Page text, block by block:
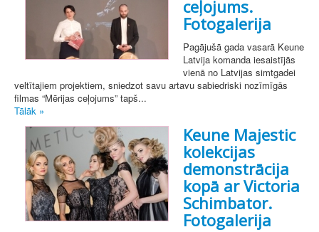
ceļojums.
Fotogalerija
Pagājušā gada vasarā Keune
Latvija komanda iesaistījās
vienā no Latvijas simtgadei
veltītajiem projektiem, sniedzot savu artavu sabiedriski nozīmīgās
filmas “Mērijas ceļojums” tapš...
Tālāk »
Keune Majestic
kolekcijas
demonstrācija
kopā ar Victoria
Schimbator.
Fotogalerija